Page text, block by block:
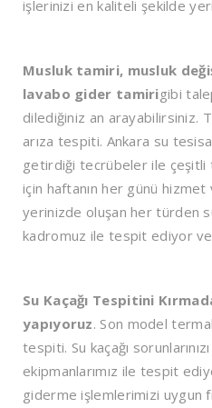
işlerinizi en kaliteli şekilde
Musluk tamiri, musluk
lavabo gider tamirigibi
dilediğiniz an arayabilirsiniz.
arıza tespiti. Ankara su
getirdiği tecrübeler ile çeşitli
için haftanın her günü
yerinizde oluşan her türden
kadromuz ile tespit ediyor
Su Kaçağı Tespitini
yapıyoruz. Son model
tespiti. Su kaçağı
ekipmanlarımız ile tespit
giderme işlemlerimizi uygun